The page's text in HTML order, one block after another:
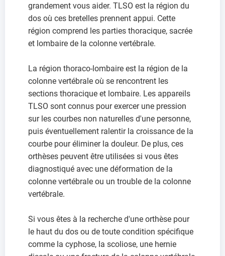
grandement vous aider. TLSO est la région du
dos où ces bretelles prennent appui. Cette
région comprend les parties thoracique, sacrée
et lombaire de la colonne vertébrale.
La région thoraco-lombaire est la région de la
colonne vertébrale où se rencontrent les
sections thoracique et lombaire. Les appareils
TLSO sont connus pour exercer une pression
sur les courbes non naturelles d'une personne,
puis éventuellement ralentir la croissance de la
courbe pour éliminer la douleur. De plus, ces
orthèses peuvent être utilisées si vous êtes
diagnostiqué avec une déformation de la
colonne vertébrale ou un trouble de la colonne
vertébrale.
Si vous êtes à la recherche d'une orthèse pour
le haut du dos ou de toute condition spécifique
comme la cyphose, la scoliose, une hernie